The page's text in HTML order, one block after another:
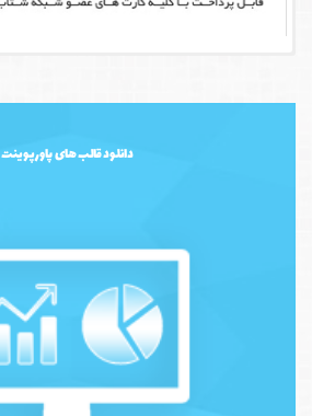
دانلود قالب های پاورپوینت